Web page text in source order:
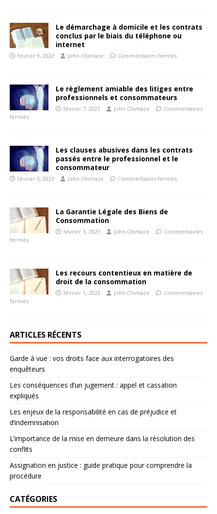
Le démarchage à domicile et les contrats
conclus par le biais du téléphone ou
internet
février 9, 2023 John Chimaze Commentaires fermés
Le règlement amiable des litiges entre
professionnels et consommateurs
février 7, 2023 John Chimaze
Commentaires
fermés
Les clauses abusives dans les contrats
passés entre le professionnel et le
consommateur
février 5, 2023 John Chimaze Commentaires fermés
La Garantie Légale des Biens de
Consommation
février 3, 2023 John Chimaze
Commentaires
fermés
Les recours contentieux en matière de
droit de la consommation
février 1, 2023 John Chimaze
Commentaires
fermés
ARTICLES RÉCENTS
Garde à vue : vos droits face aux interrogatoires des
enquêteurs
Les conséquences d’un jugement : appel et cassation
expliqués
Les enjeux de la responsabilité en cas de préjudice et
d’indemnisation
L’importance de la mise en demeure dans la résolution des
conflits
Assignation en justice : guide pratique pour comprendre la
procédure
CATÉGORIES